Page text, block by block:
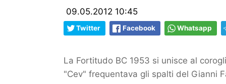
09.05.2012 10:45
Twitter Facebook Whatsapp
La Fortitudo BC 1953 si unisce al
"Cev" frequentava gli spalti del Gianni